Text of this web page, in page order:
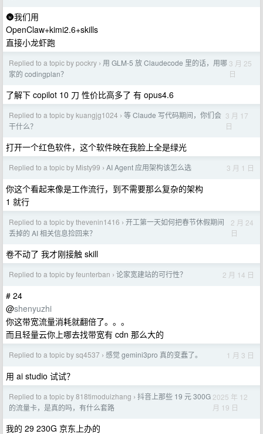
🌚我们用
OpenClaw+kimi2.6+skills
直接小龙虾跑
Replied to a topic by pockry › 用 GLM-5 放 Claudecode 里的话，用哪
家的 codingplan？
3 月 25
日
了解下 copilot 10 刀 性价比高多了 有 opus4.6
Replied to a topic by kuangjg1024 › 等 Claude 写代码期间，你们会
干什么？
3 月 17
日
打开一个红色软件，这个软件映在我脸上全是绿光
Replied to a topic by Misty99 › AI Agent 应用架构该怎么选 3 月 1 日
你这个看起来像是工作流行，到不需要那么复杂的架构
1 就行
Replied to a topic by thevenin1416 › 开工第一天如何把春节休假期间
丢掉的 AI 相关信息捡回来？
2 月 24
日
卷不动了 我才刚接触 skill
Replied to a topic by feunterban › 论家宽建站的可行性？ 2 月 14 日
# 24
@shenyuzhi
你这带宽流量消耗就翻倍了。。。
而且轻量云你上哪去找带宽有 cdn 那么大的
Replied to a topic by sq4537 › 感觉 gemini3pro 真的变蠢了。 1 月 3 日
用 ai studio 试试？
Replied to a topic by 818timoduizhang › 抖音上那些 19 元 300G
的流量卡，是真的吗，有什么套路
2025 年 12
月 19 日
我的 29 230G 京东上办的